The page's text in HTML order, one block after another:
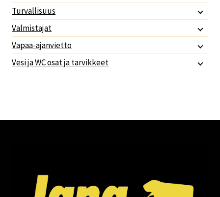
Turvallisuus
Valmistajat
Vapaa-ajanvietto
Vesi ja WC osat ja tarvikkeet